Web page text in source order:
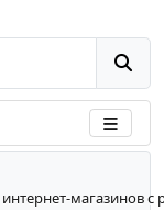
магазинов с